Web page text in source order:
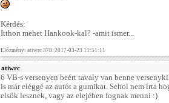
Kérdés:
Itthon mehet Hankook-kal? -amit ismer...
Előzmény: atiwrc 378. 2017-03-23 11:51:11
atiwrc
6 VB-s versenyen beért tavaly van benne
is már eléggé az autót a gumikat. Sehol nem írta
elsők lesznek, vagy az elejében fognak menni :)